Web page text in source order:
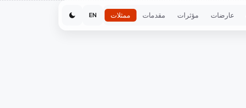
عارضات مؤثرات مقدمات ممثلات EN